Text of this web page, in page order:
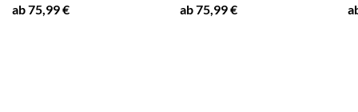
ab 75,99 €
ab 75,99 €